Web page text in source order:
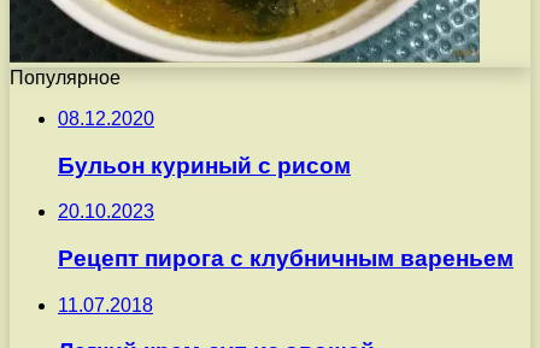
Популярное
08.12.2020
Бульон куриный с рисом
20.10.2023
Рецепт пирога с клубничным вареньем
11.07.2018